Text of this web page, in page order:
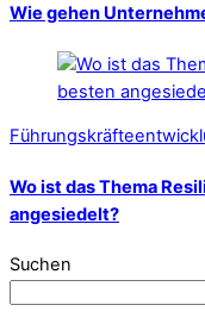
Wie gehen
Wo ist das Thema
angesiedelt?
Suchen